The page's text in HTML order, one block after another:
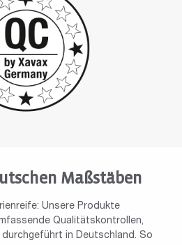
Maßstäben
Unsere Produkte
Qualitätskontrollen,
in Deutschland. So